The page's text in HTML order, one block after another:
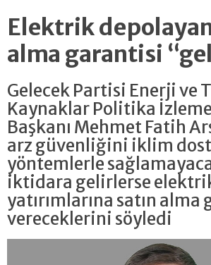
Elektrik
alma garantisi
Gelecek Partisi Enerji ve
Kaynaklar Politika
Başkanı Mehmet Fatih
arz güvenliğini iklim
yöntemlerle
iktidara gelirlerse
yatırımlarına satın
vereceklerini söyledi